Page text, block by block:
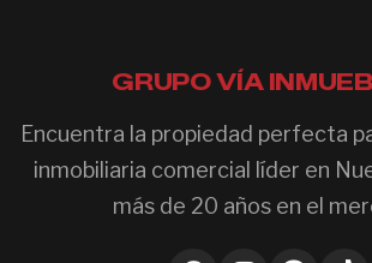
GRUPO VÍA
Encuentra la propiedad perfecta
inmobiliaria comercial líder en
más de 20 años en el